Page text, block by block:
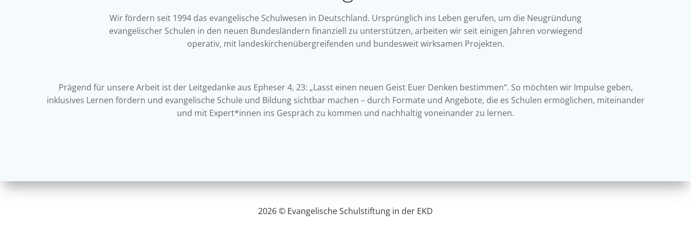
Wir fördern seit 1994 das evangelische Schulwesen in Deutschland. Ursprünglich ins Leben gerufen, um die Neugründung
evangelischer Schulen in den neuen Bundesländern finanziell zu unterstützen, arbeiten wir seit einigen Jahren vorwiegend
operativ, mit landeskirchenübergreifenden und bundesweit wirksamen Projekten.
Prägend für unsere Arbeit ist der Leitgedanke aus Epheser 4, 23: „Lasst einen neuen Geist Euer Denken bestimmen“. So möchten wir Impulse geben,
inklusives Lernen fördern und evangelische Schule und Bildung sichtbar machen – durch Formate und Angebote, die es Schulen ermöglichen, miteinander
und mit Expert*innen ins Gespräch zu kommen und nachhaltig voneinander zu lernen.
2026 © Evangelische Schulstiftung in der EKD